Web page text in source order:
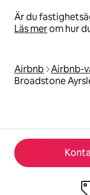
Är du
Läs merom hur
Airbnb Airbnb-
Broadstone